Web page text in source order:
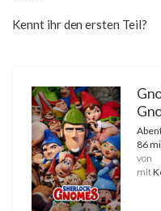
Kennt ihr den ersten Teil?
86
von
mit